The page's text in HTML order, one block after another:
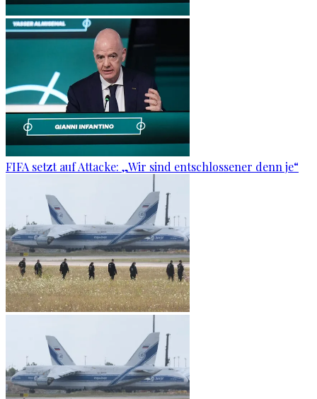
FIFA setzt auf Attacke: „Wir sind entschlossener denn je“